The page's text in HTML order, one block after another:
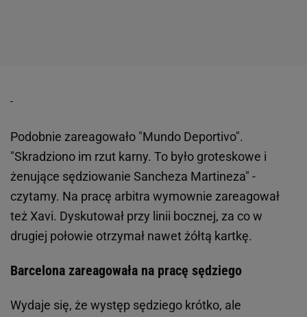
Podobnie zareagowało "Mundo Deportivo".
"Skradziono im rzut karny. To było groteskowe i
żenujące sędziowanie Sancheza Martineza" -
czytamy. Na pracę arbitra wymownie zareagował
też Xavi. Dyskutował przy linii bocznej, za co w
drugiej połowie otrzymał nawet żółtą kartkę.
Barcelona zareagowała na pracę sędziego
Wydaje się, że występ sędziego krótko, ale